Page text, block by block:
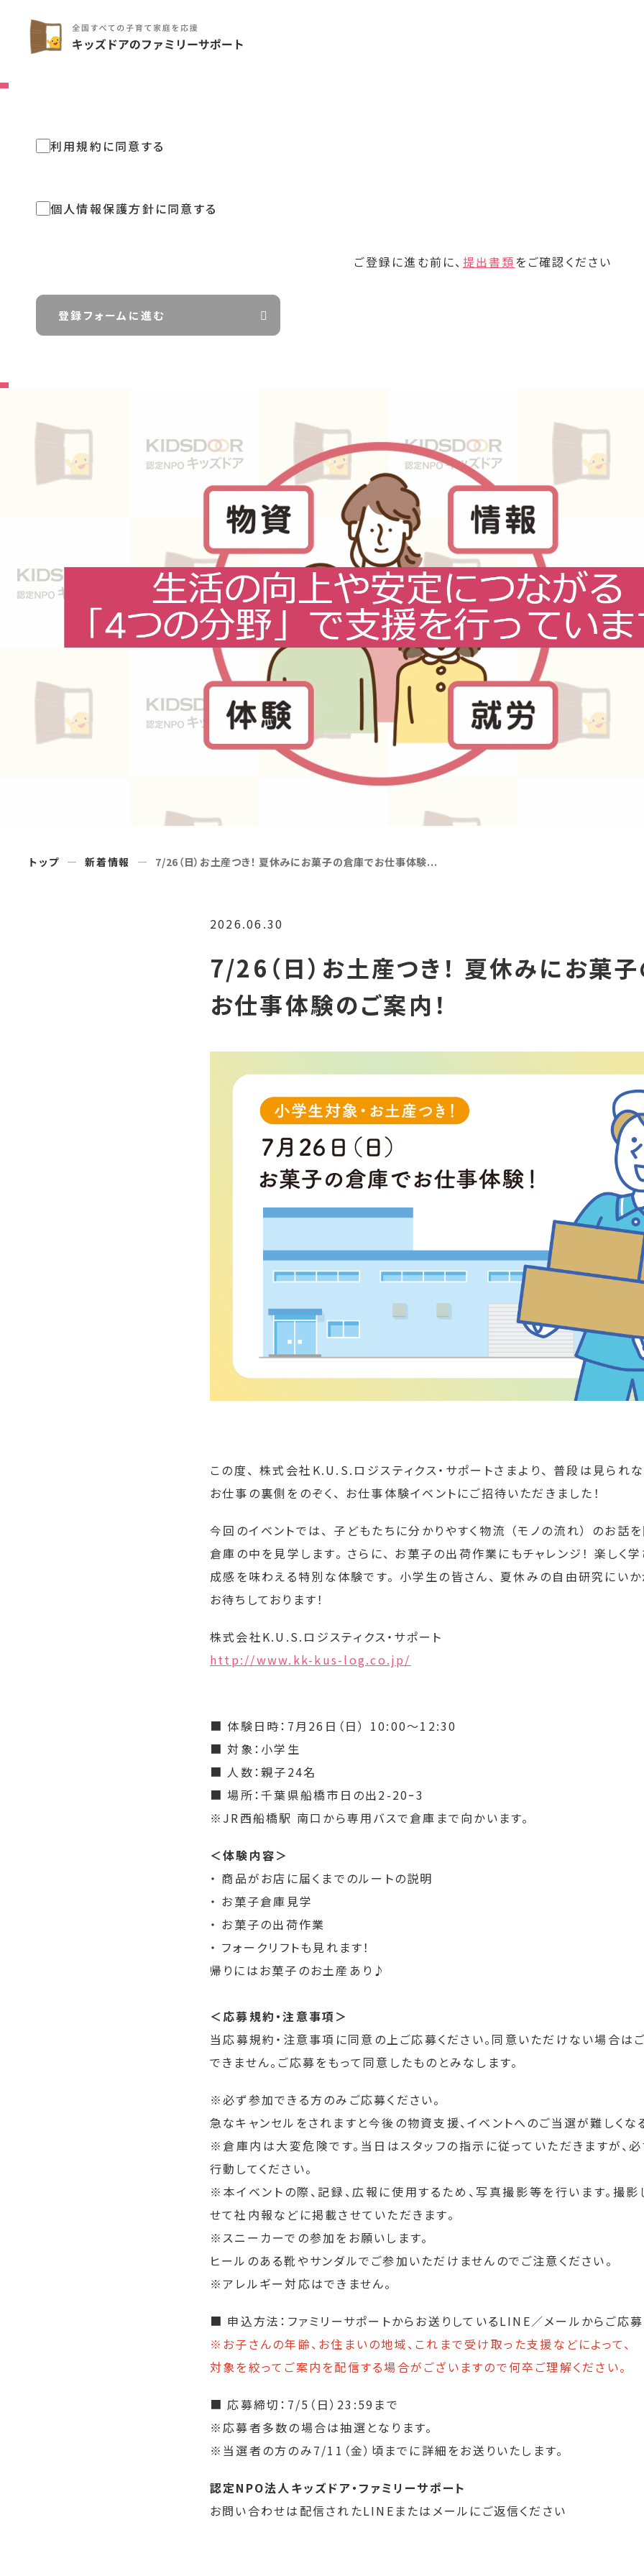
利用規約に同意する
個人情報保護方針に同意する
ご登録に進む前に、 提出書類をご確認ください
登録フォームに進む
トップ 新着情報 7/26（日）お土産つき！ 夏休みにお菓子の倉庫でお仕事体験...
2026.06.30
7/26（日）お土産つき！ 夏休みにお菓
お仕事体験のご案内！
この度、 株式会社K.U.S.ロジスティクス・サポートさまより、 普段は見られ
お仕事の裏側をのぞく、 お仕事体験イベントにご招待いただきました！
今回のイベントでは、 子どもたちに分かりやすく物流 （モノの流れ） のお話
倉庫の中を見学します。 さらに、 お菓子の出荷作業にもチャレンジ！ 楽しく
成感を味わえる特別な体験です。 小学生の皆さん、 夏休みの自由研究にい
お待ちしております！
株式会社K.U.S.ロジスティクス・サポート
http://www.kk-kus-log.co.jp/
■ 体験日時：7月26日（日） 10:00〜12:30
■ 対象：小学生
■ 人数：親子24名
■ 場所：千葉県船橋市日の出2-20ｰ3
※JR西船橋駅 南口から専用バスで倉庫まで向かいます。
＜体験内容＞
・ 商品がお店に届くまでのルートの説明
・ お菓子倉庫見学
・ お菓子の出荷作業
・ フォークリフトも見れます！
帰りにはお菓子のお土産あり♪
＜応募規約・注意事項＞
当応募規約・注意事項に同意の上ご応募ください。同意いただけない場合は
できません。ご応募をもって同意したものとみなします。
※必ず参加できる方のみご応募ください。
急なキャンセルをされますと今後の物資支援、イベントへのご当選が難しくな
※倉庫内は大変危険です。当日はスタッフの指示に従っていただきますが、
行動してください。
※本イベントの際、記録、広報に使用するため、写真撮影等を行います。撮
せて社内報などに掲載させていただきます。
※スニーカーでの参加をお願いします。
ヒールのある靴やサンダルでご参加いただけませんのでご注意ください。
※アレルギー対応はできません。
■ 申込方法：ファミリーサポートからお送りしているLINE／メールからご応募
※お子さんの年齢、お住まいの地域、これまで受け取った支援などによって、
対象を絞ってご案内を配信する場合がございますので何卒ご理解ください。
■ 応募締切：7/5（日）23:59まで
※応募者多数の場合は抽選となります。
※当選者の方のみ7/11（金）頃までに詳細をお送りいたします。
認定NPO法人キッズドア・ファミリーサポート
お問い合わせは配信されたLINEまたはメールにご返信ください